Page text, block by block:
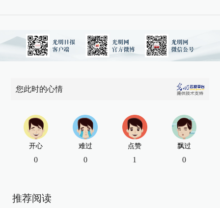
您此时的心情
开心
0
难过
0
点赞
1
飘过
0
推荐阅读